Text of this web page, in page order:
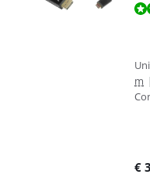
La note est de 7,3 sur 10,
m |
€